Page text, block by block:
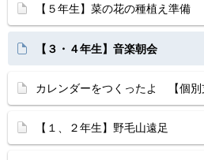
【５年生】菜の花の種植え準備
【３・４年生】音楽朝会
カレンダーをつくったよ 【個別
【１、２年生】野毛山遠足